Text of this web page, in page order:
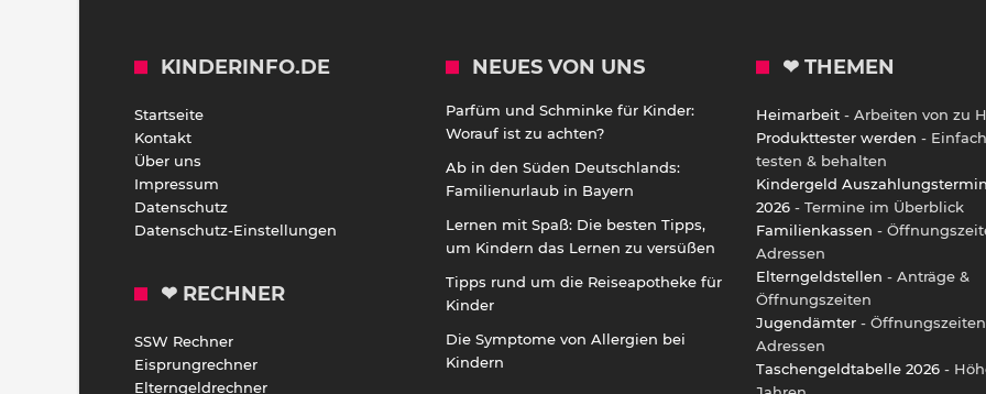
KINDERINFO.DE
Startseite
Kontakt
Über uns
Impressum
Datenschutz
Datenschutz-Einstellungen
❤ RECHNER
SSW Rechner
Eisprungrechner
Elterngeldrechner
NEUES VON UNS
Parfüm und Schminke für Kinder:
Worauf ist zu achten?
Ab in den Süden Deutschlands:
Familienurlaub in Bayern
Lernen mit Spaß: Die besten Tipps,
um Kindern das Lernen zu versüßen
Tipps rund um die Reiseapotheke für
Kinder
Die Symptome von Allergien bei
Kindern
❤ THEMEN
Heimarbeit - Arbeiten von zu
Produkttester werden - Einfach
testen & behalten
Kindergeld
2026 - Termine im Überblick
Familienkassen -
Adressen
Elterngeldstellen - Anträge &
Öffnungszeiten
Jugendämter -
Adressen
Taschengeldtabelle 2026 -